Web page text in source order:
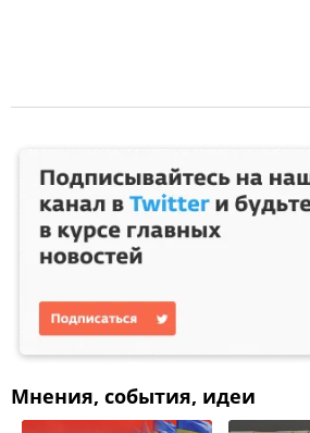
Мнения, события, идеи